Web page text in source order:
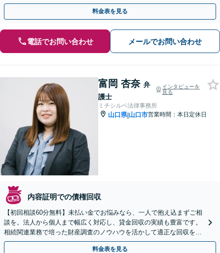
【身障者用駐車場あり、近隣に有料駐車場あり】夜間休日対応
料金表を見る
電話でお問い合わせ メールでお問い合わせ
富岡 杏奈 弁
護士
インタビューを
見る
ミチシルベ法律事務所
山口県|山口市営業時間：本日定休日
内容証明での債権回収
【初回相談60分無料】未払い金でお悩みなら、一人で抱え込まずご相
談を。法人から個人まで幅広く対応し、貸金回収の実績も豊富です。
相続関連業務で培った財産調査のノウハウを活かして適正な回収を目
指します。【山口駅徒歩13分】【駐車場完備】
料金表を見る